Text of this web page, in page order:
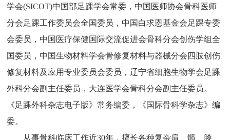
学会(SICOT)中国部足踝学会常委，中国医师协会骨科医师
分会足踝工作委员会全国委员，中国白求恩基金会足踝专委
会委员，中国医疗保健国际交流促进会骨科分会创伤学组全
国委员，中国生物材料学会骨修复材料与器械分会四肢创伤
修复材料及应用专业委员会委员，辽宁省细胞生物学会足踝
外科分会副主任委员，大连医学会骨科分会副主任委员。
《足踝外科杂志电子版》常务编委，《国际骨科学杂志》编
委。
从事骨科临床工作近30年，擅长各种复杂肩、髋、膝、